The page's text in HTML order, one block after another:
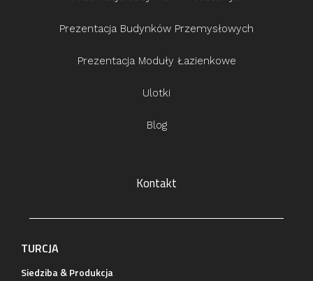
Prezentacja Budynków Przemysłowych
Prezentacja Moduły Łazienkowe
Ulotki
Blog
Kontakt
TURCJA
Siedziba & Produkcja